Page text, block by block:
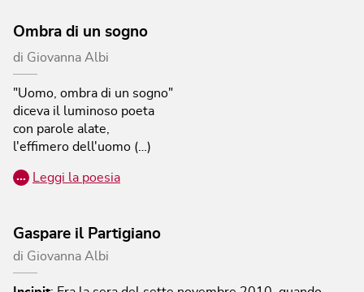
Ombra di un sogno
di Giovanna Albi
"Uomo, ombra di un sogno"
diceva il luminoso poeta
con parole alate,
l'effimero dell'uomo (…)
… Leggi la poesia
Gaspare il Partigiano
di Giovanna Albi